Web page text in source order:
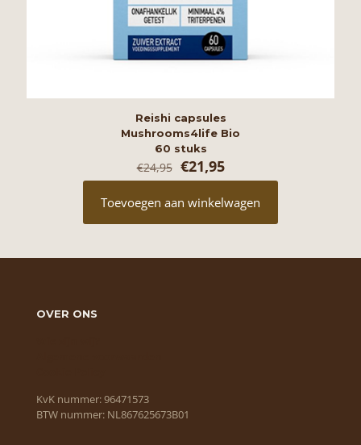
Reishi capsules
Mushrooms4life Bio
60 stuks
€24,95 Oorspronkelijke
prijs
was:
€24,95.
€21,95Huidige
prijs
is:
€21,95.
Toevoegen aan winkelwagen
OVER ONS
KvK nummer: 96471573
BTW nummer: NL867625673B01